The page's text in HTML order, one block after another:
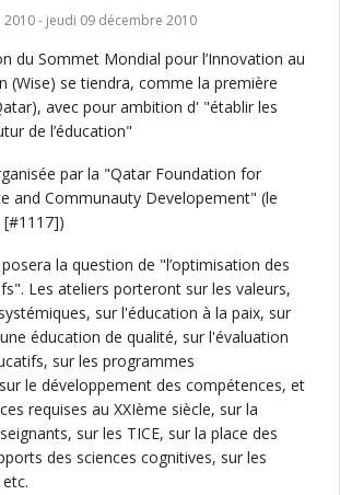
- jeudi 09 décembre 2010
du Sommet Mondial pour l’Innovation au
(Wise) se tiendra, comme la première
avec pour ambition d' "établir les
de l’éducation"
par la "Qatar Foundation for
and Communauty Developement" (le
la question de "l’optimisation des
Les ateliers porteront sur les valeurs,
sur l'éducation à la paix, sur
éducation de qualité, sur l'évaluation
sur les programmes
le développement des compétences, et
requises au XXIème siècle, sur la
sur les TICE, sur la place des
des sciences cognitives, sur les